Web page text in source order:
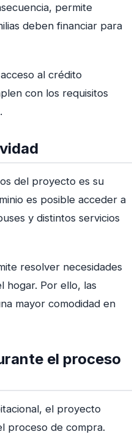
permite
deben financiar para
al crédito
con los requisitos
del proyecto es su
es posible acceder a
y distintos servicios
resolver necesidades
hogar. Por ello, las
mayor comodidad en
el proceso
el proyecto
proceso de compra.